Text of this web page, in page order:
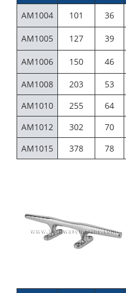
AM1004 101 36
AM1005 127 39
AM1006 150 46
AM1008
203 53
AM1010
255 64
AM1012
302 70
AM1015
378 78